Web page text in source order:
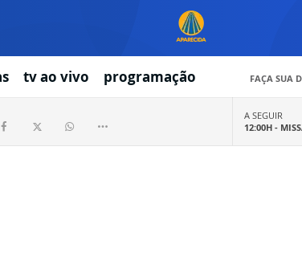
tv ao vivo programação FAÇA SUA
A SEGUIR
12:00H -